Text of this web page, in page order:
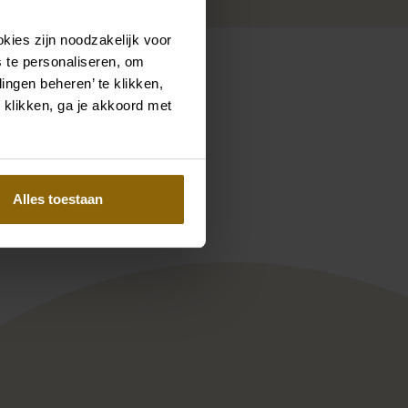
zijn noodzakelijk voor
personaliseren, om
beheren’ te klikken,
klikken, ga je akkoord met
Alles toestaan
Elke
Enzoani Love Collection Carlin